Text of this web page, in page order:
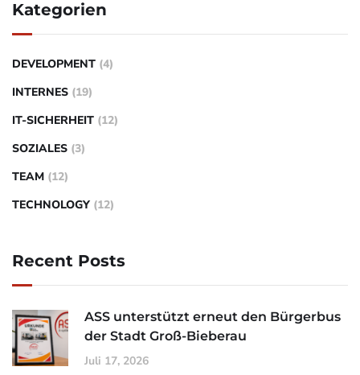
Kategorien
DEVELOPMENT (4)
INTERNES (19)
IT-SICHERHEIT (12)
SOZIALES (3)
TEAM (12)
TECHNOLOGY (12)
Recent Posts
ASS unterstützt erneut den Bürgerbus
der Stadt Groß-Bieberau
Juli 17, 2026